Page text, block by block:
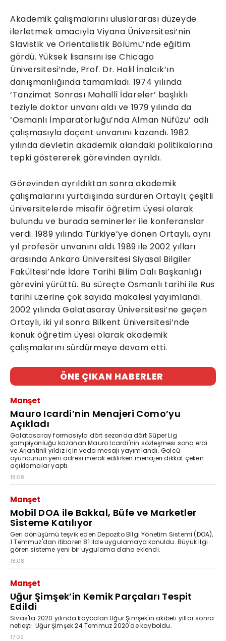
Akademik çalışmalarını uluslararası düzeyde
ilerletmek amacıyla Viyana Üniversitesi’nin
Slavistik ve Orientalistik Bölümü’nde eğitim
gördü. Yüksek lisansını ise Chicago
Üniversitesi’nde, Prof. Dr. Halil İnalcık’ın
danışmanlığında tamamladı. 1974 yılında
‘Tanzimat Sonrası Mahallî İdareler’ başlıklı
teziyle doktor unvanı aldı ve 1979 yılında da
‘Osmanlı İmparatorluğu’nda Alman Nüfûzu’ adlı
çalışmasıyla doçent unvanını kazandı. 1982
yılında devletin akademik alandaki politikalarına
tepki göstererek görevinden ayrıldı.
Görevinden ayrıldıktan sonra akademik
çalışmalarını yurtdışında sürdüren Ortaylı; çeşitli
üniversitelerde misafir öğretim üyesi olarak
bulundu ve burada seminerler ile konferanslar
verdi. 1989 yılında Türkiye’ye dönen Ortaylı, aynı
yıl profesör unvanını aldı. 1989 ile 2002 yılları
arasında Ankara Üniversitesi Siyasal Bilgiler
Fakültesi’nde İdare Tarihi Bilim Dalı Başkanlığı
görevini yürüttü. Bu süreçte Osmanlı tarihi ile Rus
tarihi üzerine çok sayıda makalesi yayımlandı.
2002 yılında Galatasaray Üniversitesi’ne geçen
Ortaylı, iki yıl sonra Bilkent Üniversitesi’nde
konuk öğretim üyesi olarak akademik
çalışmalarını sürdürmeye devam etti.
ÖNE ÇIKAN HABERLER
Manşet
Mauro Icardi’nin Menajeri Como’yu
Açıkladı
Galatasaray formasıyla dört sezonda dört Süper Lig
şampiyonluğu kazanan Mauro Icardi'nin sözleşmesi sona erdi
ve Arjantinli yıldız için veda mesajı yayımlandı. Golcü
oyuncunun yeni adresi merak edilirken menajeri dikkat çeken
açıklamalar yaptı.
18:08
Manşet
Mobil DOA ile Bakkal, Büfe ve Marketler
Sisteme Katılıyor
Geri dönüşümü teşvik eden Depozito Bilgi Yönetim Sistemi (DOA),
1 Temmuz'dan itibaren 81 ilde uygulamaya konuldu. Büyük ilgi
gören sisteme yeni bir uygulama daha eklendi.
18:08
Manşet
Uğur Şimşek’in Kemik Parçaları Tespit
Edildi
Sivas'ta 2020 yılında kaybolan Uğur Şimşek'in akıbeti yıllar sonra
netleşti. Uğur Şimşek 24 Temmuz 2020'de kayboldu.
17:02